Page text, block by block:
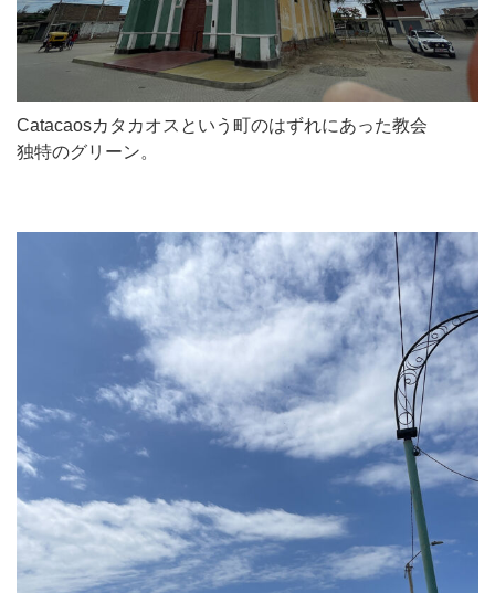
Catacaosカタカオスという町のはずれにあった教会
独特のグリーン。